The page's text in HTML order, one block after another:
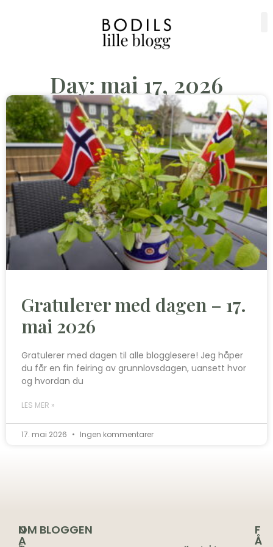
Day: mai 17, 2026
Gratulerer med dagen – 17.
mai 2026
Gratulerer med dagen til alle blogglesere! Jeg håper
du får en fin feiring av grunnlovsdagen, uansett hvor
og hvordan du
LES MER »
17. mai 2026 Ingen kommentarer
N
A
OM BLOGGEN F
Å